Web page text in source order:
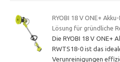
RYOBI 18 V ONE+
Lösung für gründliche
Die RYOBI 18 V ONE+
RWTS18-0 ist das
Verunreinigungen